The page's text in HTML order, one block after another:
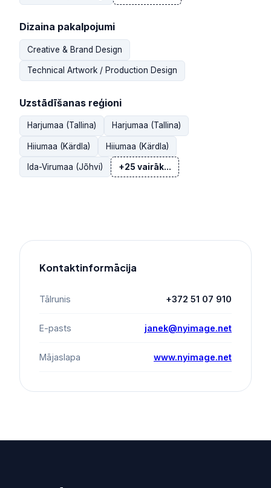
Dizaina pakalpojumi
Creative & Brand Design
Technical Artwork / Production Design
Uzstādīšanas reģioni
Harjumaa (Tallina) Harjumaa (Tallina)
Hiiumaa (Kärdla) Hiiumaa (Kärdla)
Ida-Virumaa (Jõhvi) +25 vairāk...
Kontaktinformācija
Tālrunis +372 51 07 910
E-pasts janek@nyimage.net
Mājaslapa www.nyimage.net